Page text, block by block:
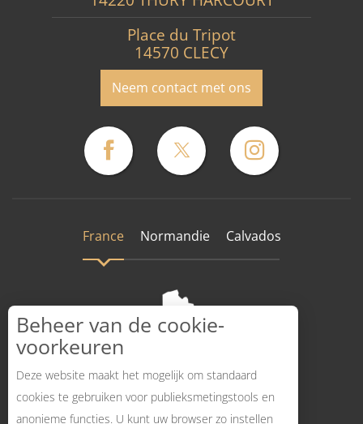
Place du Tripot
14570 CLECY
Neem contact met ons
France Normandie Calvados
Beheer van de cookie-
voorkeuren
Deze website maakt het mogelijk om standaard
cookies te gebruiken voor publieksmetingstools en
anonieme functies. U kunt uw browser zo instellen